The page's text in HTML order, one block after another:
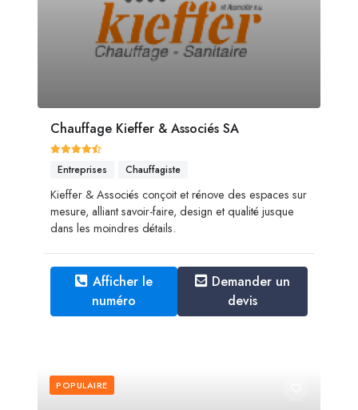
Chauffage Kieffer & Associés SA
Entreprises Chauffagiste
Kieffer & Associés conçoit et rénove des espaces sur
mesure, alliant savoir-faire, design et qualité jusque
dans les moindres détails.
Afficher le
numéro
Demander un
devis
POPULAIRE